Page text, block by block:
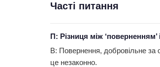
Часті питання
П: Різниця між ‘поверненням’
В: Повернення, добровільне за
це незаконно.